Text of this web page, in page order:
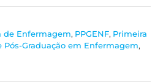
de Enfermagem, PPGENF, Primeira
Pós-Graduação em Enfermagem,